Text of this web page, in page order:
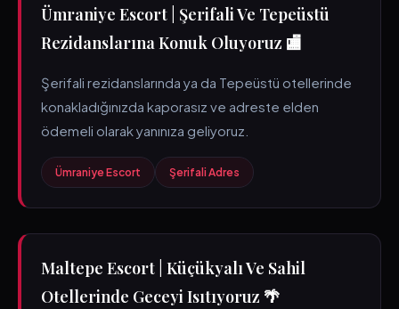
Ümraniye Escort | Şerifali Ve Tepeüstü
Rezidanslarına Konuk Oluyoruz 🏬
Şerifali rezidanslarında ya da Tepeüstü otellerinde
konakladığınızda kaporasız ve adreste elden
ödemeli olarak yanınıza geliyoruz.
Ümraniye Escort Şerifali Adres
Maltepe Escort | Küçükyalı Ve Sahil
Otellerinde Geceyi Isıtıyoruz 🌴